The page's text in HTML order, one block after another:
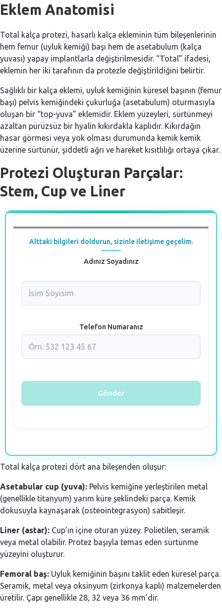
Eklem Anatomisi
Total kalça protezi, hasarlı kalça ekleminin tüm bileşenlerinin
hem femur (uyluk kemiği) başı hem de asetabulum (kalça
yuvası) yapay implantlarla değiştirilmesidir. “Total” ifadesi,
eklemin her iki tarafının da protezle değiştirildiğini belirtir.
Sağlıklı bir kalça eklemi, uyluk kemiğinin küresel başının (femur
başı) pelvis kemiğindeki çukurluğa (asetabulum) oturmasıyla
oluşan bir “top-yuva” eklemidir. Eklem yüzeyleri, sürtünmeyi
azaltan pürüzsüz bir hyalin kıkırdakla kaplıdır. Kıkırdağın
hasar görmesi veya yok olması durumunda kemik kemik
üzerine sürtünür, şiddetli ağrı ve hareket kısıtlılığı ortaya çıkar.
Protezi Oluşturan Parçalar:
Stem, Cup ve Liner
Alttaki bilgileri doldurun, sizinle iletişime geçelim.
Adınız Soyadınız
Telefon Numaranız
Total kalça protezi dört ana bileşenden oluşur:
Asetabular cup (yuva): Pelvis kemiğine yerleştirilen metal
(genellikle titanyum) yarım küre şeklindeki parça. Kemik
dokusuyla kaynaşarak (osteointegrasyon) sabitleşir.
Liner (astar): Cup’ın içine oturan yüzey. Polietilen, seramik
veya metal olabilir. Protez başıyla temas eden sürtünme
yüzeyini oluşturur.
Femoral baş: Uyluk kemiğinin başını taklit eden küresel parça.
Seramik, metal veya oksinyum (zirkonya kaplı) malzemelerden
üretilir. Çapı genellikle 28, 32 veya 36 mm’dir.